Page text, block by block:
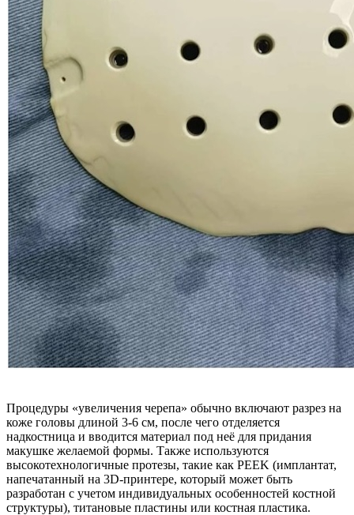
Процедуры «увеличения черепа» обычно включают разрез на
коже головы длиной 3-6 см, после чего отделяется
надкостница и вводится материал под неё для придания
макушке желаемой формы. Также используются
высокотехнологичные протезы, такие как PEEK (имплантат,
напечатанный на 3D-принтере, который может быть
разработан с учетом индивидуальных особенностей костной
структуры), титановые пластины или костная пластика.